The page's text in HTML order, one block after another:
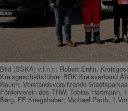
Bild (SSKA) v.l.n.r.: Robert Erdin,
Kreisgeschäftsführer BRK Kreisverband
Rauch, Vorstandsvorsitzende
Förderverein des THW; Tobias Hartmann,
Berg, FF Kriegshaber; Michael Parth,